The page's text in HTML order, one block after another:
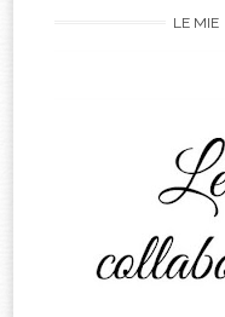
LE MIE